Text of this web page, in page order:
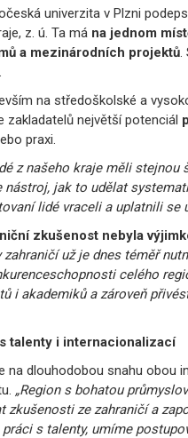
univerzita v Plzni
z. ú. Ta má na jednom
a mezinárodních projektů
na středoškolské a
zakladatelů největší potenciál
praxi.
z našeho kraje měli
jak to udělat
lidé vraceli a uplatnili se
zkušenost nebyla
zahraničí už je dnes téměř
celého
i akademiků a zároveň
talenty i internacionalizací
na dlouhodobou snahu obou
„Region s bohatou
zkušenosti ze zahraničí a
s talenty, umíme